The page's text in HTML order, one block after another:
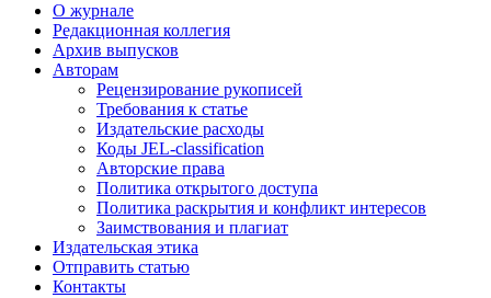
О журнале
Редакционная коллегия
Архив выпусков
Авторам
Рецензирование рукописей
Требования к статье
Издательские расходы
Коды JEL-classification
Авторские права
Политика открытого доступа
Политика раскрытия и конфликт интересов
Заимствования и плагиат
Издательская этика
Отправить статью
Контакты